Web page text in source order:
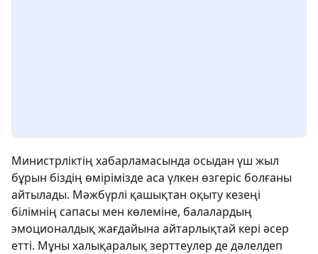
Министрліктің хабарламасында осыдан үш жыл
бұрын біздің өмірімізде аса үлкен өзгеріс болғаны
айтылады. Мәжбүрлі қашықтан оқыту кезеңі
білімнің сапасы мен көлеміне, балалардың
эмоционалдық жағдайына айтарлықтай кері әсер
етті. Мұны халықаралық зерттеулер де дәлелдеп